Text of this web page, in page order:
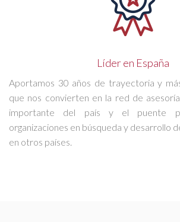
Líder en España
Aportamos 30 años de trayectoria y
que nos convierten en la red de
importante del país y el puente
organizaciones en búsqueda y desarrollo
en otros países.